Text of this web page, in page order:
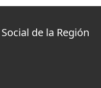
de la Región